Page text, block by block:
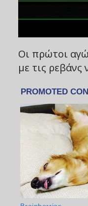
Οι πρώτοι
με τις ρεβάνς